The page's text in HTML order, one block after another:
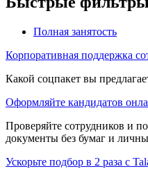
Полная занятость
Корпоративная поддержка
Какой соцпакет вы
Оформляйте кандидатов
Проверяйте сотрудников и
документы без бумаг и
Ускорьте подбор в 2 раза с